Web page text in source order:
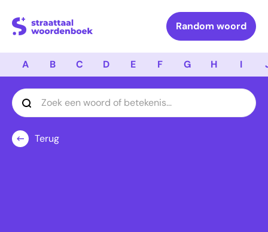
Logo Straattaal Woordenboek
Random woord
A B C D E F G H I
Terug